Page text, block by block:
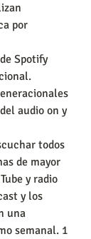
por
Spotify
audio on y
todos
de mayor
y radio
y los
una
semanal. 1